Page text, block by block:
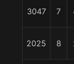
3047 7
2025 8